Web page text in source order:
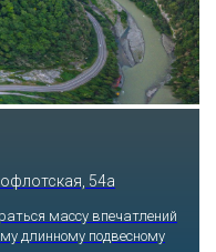
54а
массу впечатлений
длинному подвесному